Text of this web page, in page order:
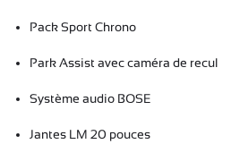
Pack Sport Chrono
Park Assist avec caméra de recul
Système audio BOSE
Jantes LM 20 pouces